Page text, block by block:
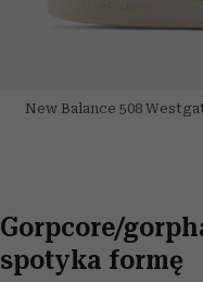
New Balance 508
Gorpcore/
spotyka formę